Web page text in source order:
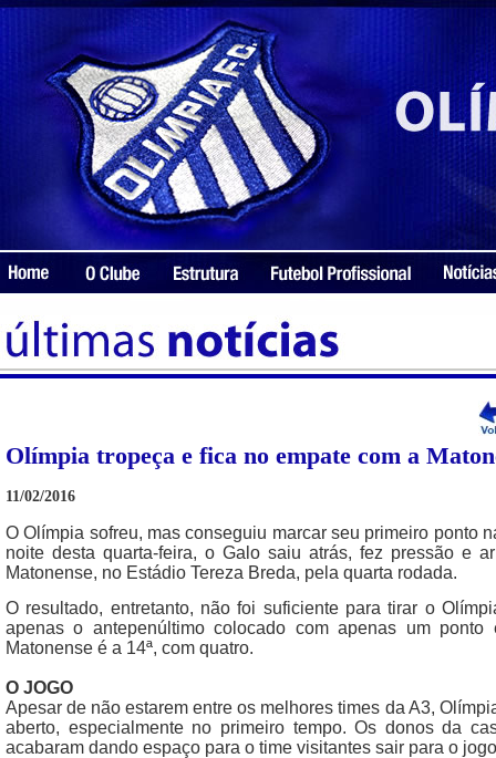
Olímpia tropeça e fica no empate com a
11/02/2016
O Olímpia sofreu, mas conseguiu marcar seu primeiro ponto
noite desta quarta-feira, o Galo saiu atrás, fez pressão e
Matonense, no Estádio Tereza Breda, pela quarta rodada.
O resultado, entretanto, não foi suficiente para tirar o
apenas o antepenúltimo colocado com apenas um
Matonense é a 14ª, com quatro.
O JOGO
Apesar de não estarem entre os melhores times da A3,
aberto, especialmente no primeiro tempo. Os donos da
acabaram dando espaço para o time visitantes sair para o